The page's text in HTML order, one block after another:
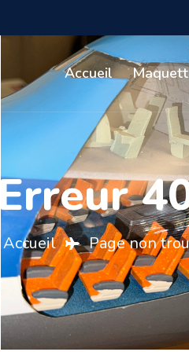
Accueil
Erreur
Accueil Page non